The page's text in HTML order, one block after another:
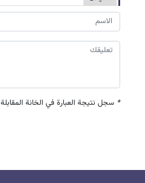
* سجل نتيجة العبارة في الخانة المقابلة